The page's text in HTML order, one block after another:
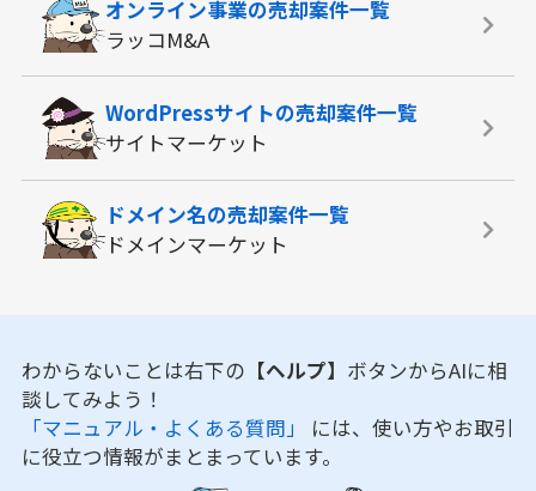
オンライン事業の売却案件一覧
ラッコM&A
WordPressサイトの売却案件一覧
サイトマーケット
ドメイン名の売却案件一覧
ドメインマーケット
わからないことは右下の 【ヘルプ】 ボタンからAIに相
談してみよう！
「マニュアル・よくある質問」 には、使い方やお取引
に役立つ情報がまとまっています。